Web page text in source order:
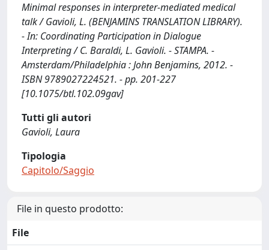
Minimal responses in interpreter-mediated medical
talk / Gavioli, L. (BENJAMINS TRANSLATION LIBRARY).
- In: Coordinating Participation in Dialogue
Interpreting / C. Baraldi, L. Gavioli. - STAMPA. -
Amsterdam/Philadelphia : John Benjamins, 2012. -
ISBN 9789027224521. - pp. 201-227
[10.1075/btl.102.09gav]
Tutti gli autori
Gavioli, Laura
Tipologia
Capitolo/Saggio
File in questo prodotto:
File